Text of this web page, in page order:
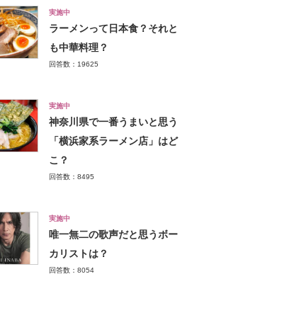
実施中
ラーメンって日本食？それと
も中華料理？
回答数：19625
実施中
神奈川県で一番うまいと思う
「横浜家系ラーメン店」はど
こ？
回答数：8495
実施中
唯一無二の歌声だと思うボー
カリストは？
回答数：8054